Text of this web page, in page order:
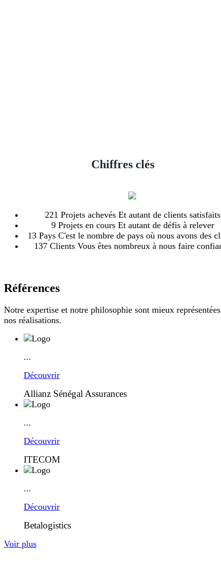
Chiffres clés
221 Projets achevésEt autant de clients satisfaits
9Projets en coursEt autant de défis à relever
13 Pays C'est le nombre de pays où nous avons des
137ClientsVous êtes nombreux à nous faire
Références
Notre expertise et notre philosophie sont mieux
nos réalisations.
...
Découvrir
Allianz Sénégal Assurances
...
Découvrir
ITECOM
...
Découvrir
Betalogistics
Voir plus